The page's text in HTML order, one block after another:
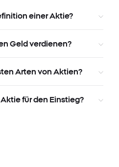
einer Aktie?
Geld verdienen?
Arten von Aktien?
für den Einstieg?